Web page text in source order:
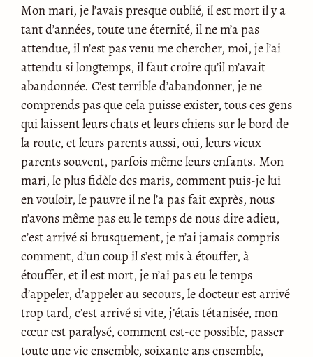
Mon mari, je l’avais presque oublié, il est mort il y a
tant d’années, toute une éternité, il ne m’a pas
attendue, il n’est pas venu me chercher, moi, je l’ai
attendu si longtemps, il faut croire qu’il m’avait
abandonnée. C’est terrible d’abandonner, je ne
comprends pas que cela puisse exister, tous ces gens
qui laissent leurs chats et leurs chiens sur le bord de
la route, et leurs parents aussi, oui, leurs vieux
parents souvent, parfois même leurs enfants. Mon
mari, le plus fidèle des maris, comment puis-je lui
en vouloir, le pauvre il ne l’a pas fait exprès, nous
n’avons même pas eu le temps de nous dire adieu,
c’est arrivé si brusquement, je n’ai jamais compris
comment, d’un coup il s’est mis à étouffer, à
étouffer, et il est mort, je n’ai pas eu le temps
d’appeler, d’appeler au secours, le docteur est arrivé
trop tard, c’est arrivé si vite, j’étais tétanisée, mon
cœur est paralysé, comment est-ce possible, passer
toute une vie ensemble, soixante ans ensemble,